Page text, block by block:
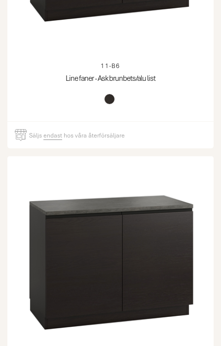
11-B6
Line faner - Ask brunbets/alu list
Säljsendast hos våra återförsäljare